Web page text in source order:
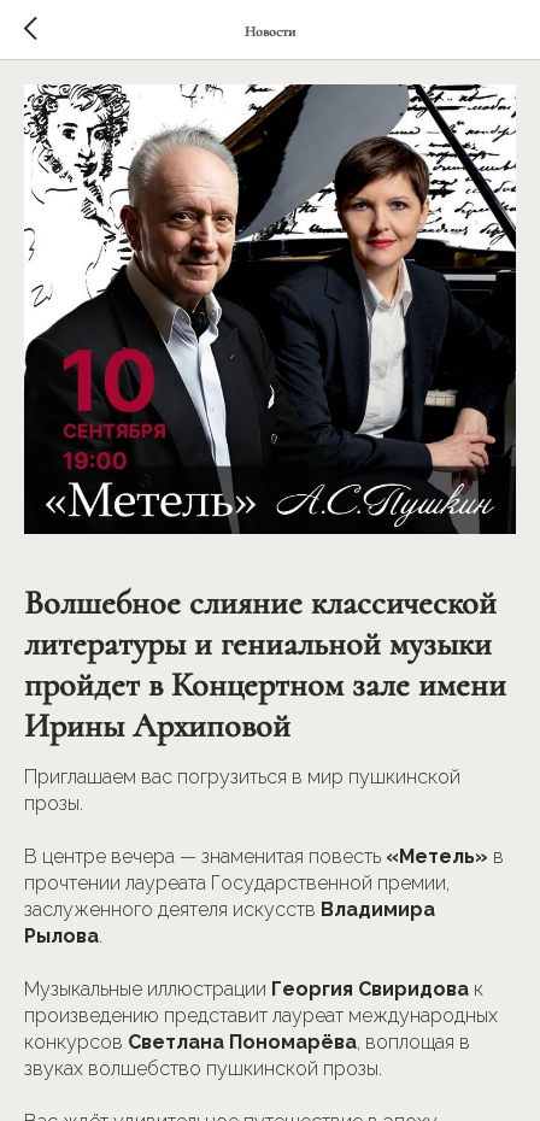
Новости
Волшебное слияние классической
литературы и гениальной музыки
пройдет в Концертном зале имени
Ирины Архиповой
Приглашаем вас погрузиться в мир пушкинской
прозы.
В центре вечера — знаменитая повесть «Метель» в
прочтении лауреата Государственной премии,
заслуженного деятеля искусств Владимира
Рылова.
Музыкальные иллюстрации Георгия Свиридова к
произведению представит лауреат международных
конкурсов Светлана Пономарёва, воплощая в
звуках волшебство пушкинской прозы.